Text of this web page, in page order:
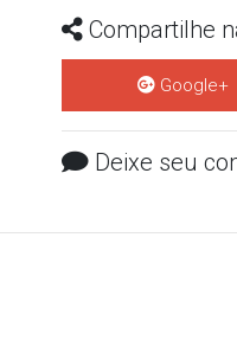
Compartilhe
Google+
Deixe seu